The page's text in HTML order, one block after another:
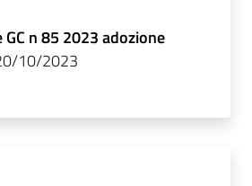
n 85 2023 adozione
10/2023